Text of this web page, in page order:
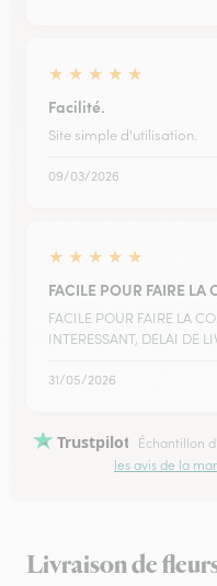
★ ★ ★ ★ ★
Facilité.
Site simple d'utilisation.
09/03/2026
★ ★ ★ ★ ★
FACILE POUR FAIRE
FACILE POUR FAIRE LA
INTERESSANT, DELAI DE
31/05/2026
Trustpilot Échantillon
les avis de la
Livraison de